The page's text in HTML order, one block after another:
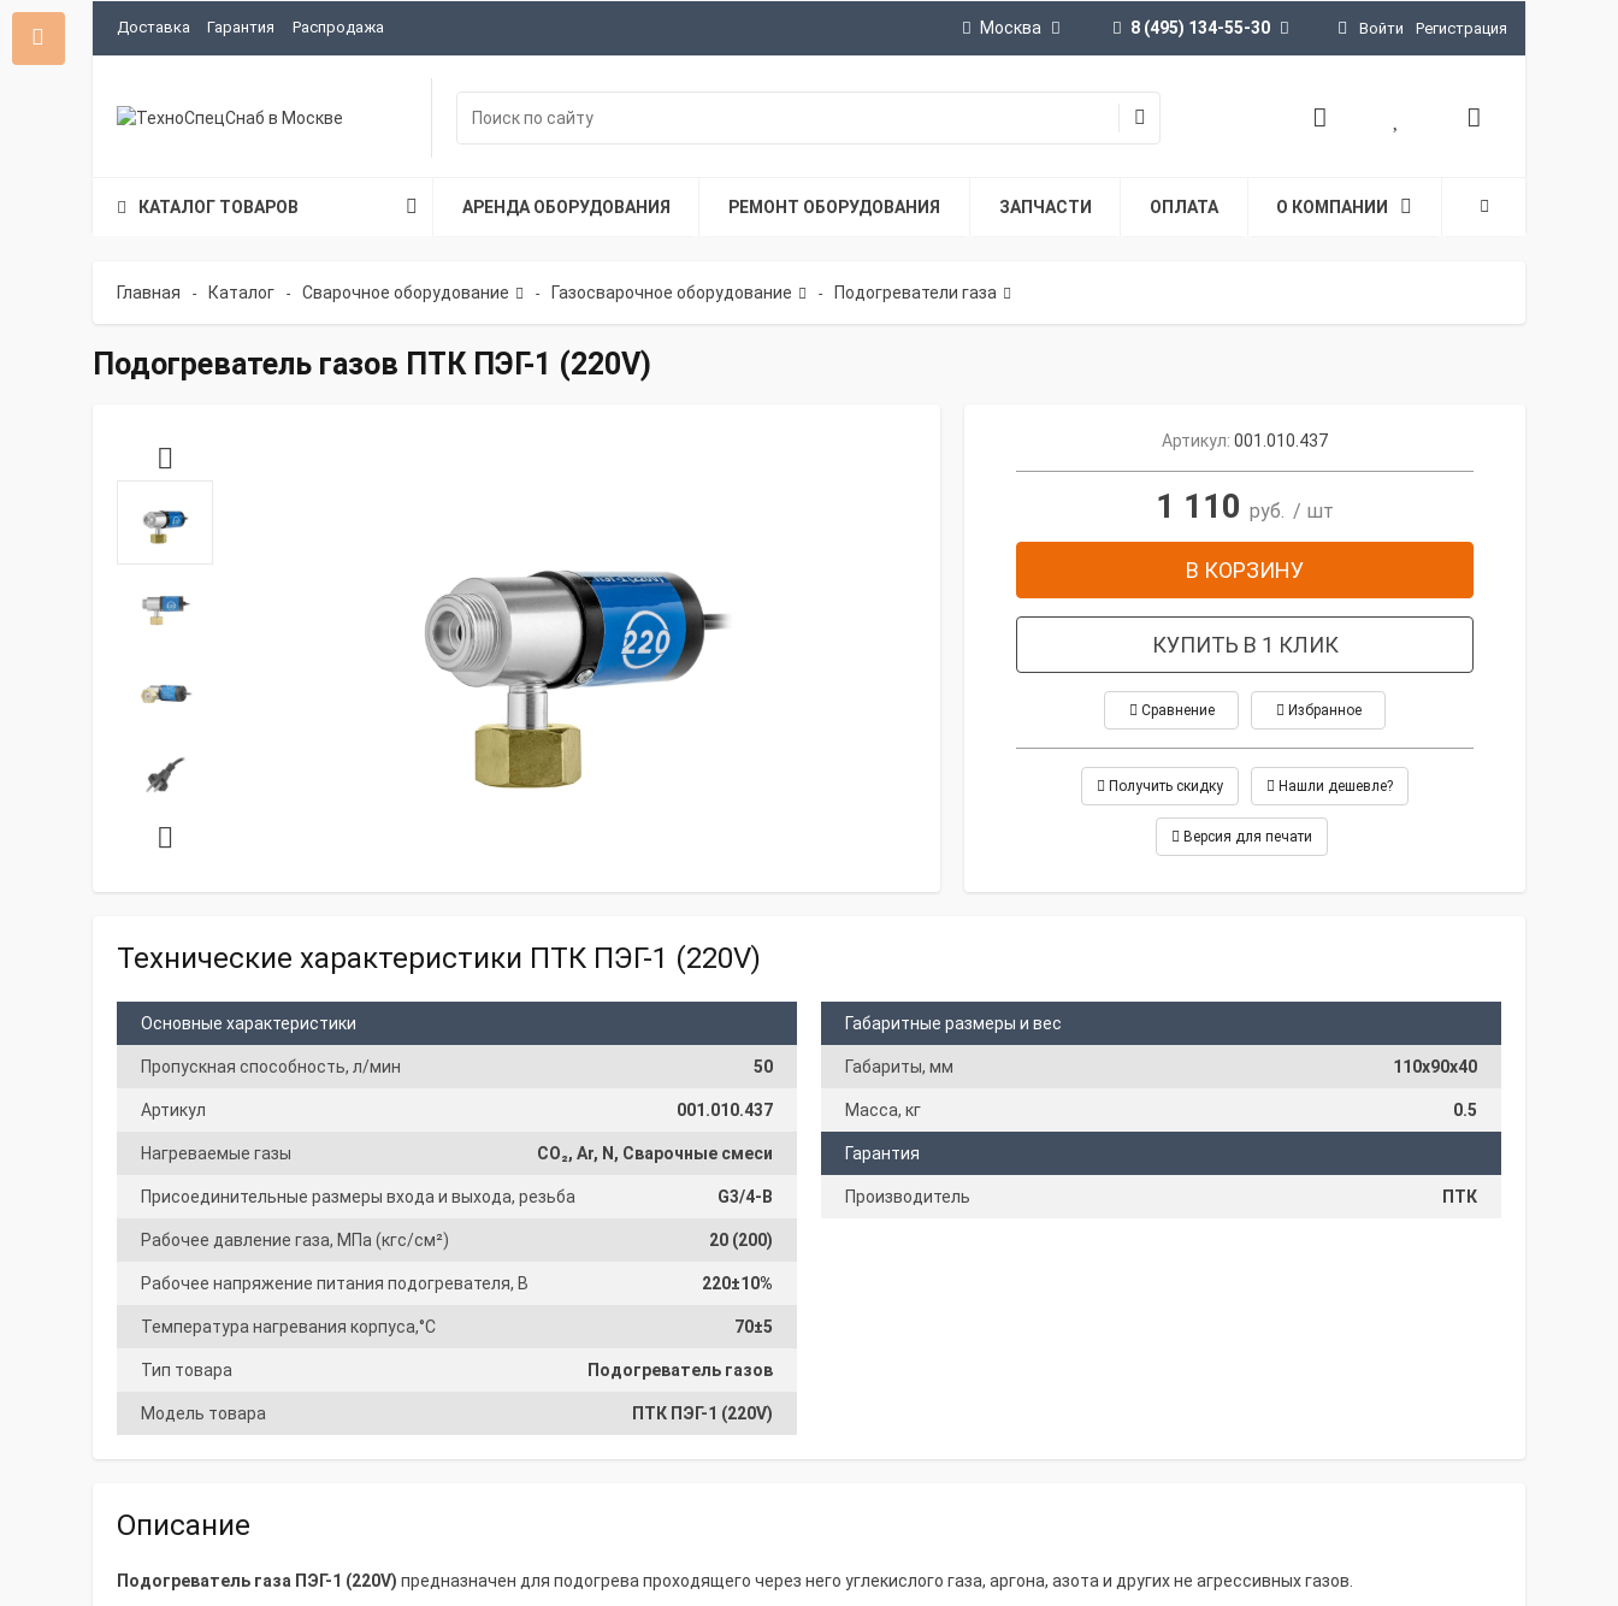
Доставка Гарантия Распродажа Москва 8 (495) 134-55-30 Войти Регистрация
КАТАЛОГ ТОВАРОВ АРЕНДА ОБОРУДОВАНИЯ РЕМОНТ ОБОРУДОВАНИЯ ЗАПЧАСТИ ОПЛАТА О КОМПАНИИ
Главная - Каталог - Сварочное оборудование - Газосварочное оборудование - Подогреватели газа
Подогреватель газов ПТК ПЭГ-1 (220V)
Артикул: 001.010.437
1 110 руб. / шт
В КОРЗИНУ
КУПИТЬ В 1 КЛИК
Сравнение Избранное
Получить скидку Нашли дешевле?
Версия для печати
Технические характеристики ПТК ПЭГ-1 (220V)
Основные характеристики
Пропускная способность, л/мин 50
Артикул 001.010.437
Нагреваемые газы CO₂, Аr, N, Сварочные смеси
Присоединительные размеры входа и выхода, резьба G3/4-B
Рабочее давление газа, МПа (кгс/см²) 20 (200)
Рабочее напряжение питания подогревателя, В 220±10%
Температура нагревания корпуса,°С 70±5
Тип товара Подогреватель газов
Модель товара ПТК ПЭГ-1 (220V)
Габаритные размеры и вес
Габариты, мм 110х90х40
Масса, кг 0.5
Гарантия
Производитель ПТК
Описание
Подогреватель газа ПЭГ-1 (220V) предназначен для подогрева проходящего через него углекислого газа, аргона, азота и других не агрессивных газов.